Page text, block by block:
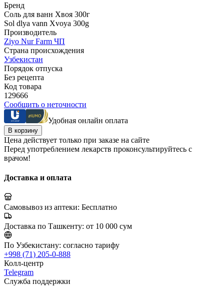
Бренд
Соль для ванн Хвоя 300г
Sol dlya vann Xvoya 300g
Производитель
Ziyo Nur Farm ЧП
Страна происхождения
Узбекистан
Порядок отпуска
Без рецепта
Код товара
129666
Сообщить о неточности
Удобная онлайн оплата
В корзину
Цена действует только при заказе на сайте
Перед употреблением лекарств проконсультируйтесь с
врачом!
Доставка и оплата
Самовывоз из аптеки: Бесплатно
Доставка по Ташкенту: от 10 000 сум
По Узбекистану: согласно тарифу
+998 (71) 205-0-888
Колл-центр
Telegram
Служба поддержки